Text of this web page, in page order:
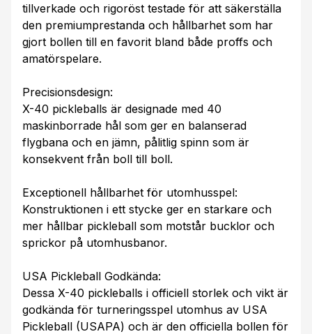
tillverkade och rigoröst testade för att säkerställa
den premiumprestanda och hållbarhet som har
gjort bollen till en favorit bland både proffs och
amatörspelare.
Precisionsdesign:
X-40 pickleballs är designade med 40
maskinborrade hål som ger en balanserad
flygbana och en jämn, pålitlig spinn som är
konsekvent från boll till boll.
Exceptionell hållbarhet för utomhusspel:
Konstruktionen i ett stycke ger en starkare och
mer hållbar pickleball som motstår bucklor och
sprickor på utomhusbanor.
USA Pickleball Godkända:
Dessa X-40 pickleballs i officiell storlek och vikt är
godkända för turneringsspel utomhus av USA
Pickleball (USAPA) och är den officiella bollen för